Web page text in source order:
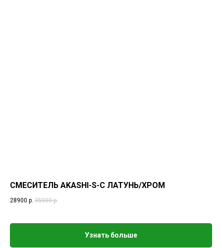
СМЕСИТЕЛЬ AKASHI-S-C ЛАТУНЬ/ХРОМ
28900 р. 35000 р.
Узнать больше